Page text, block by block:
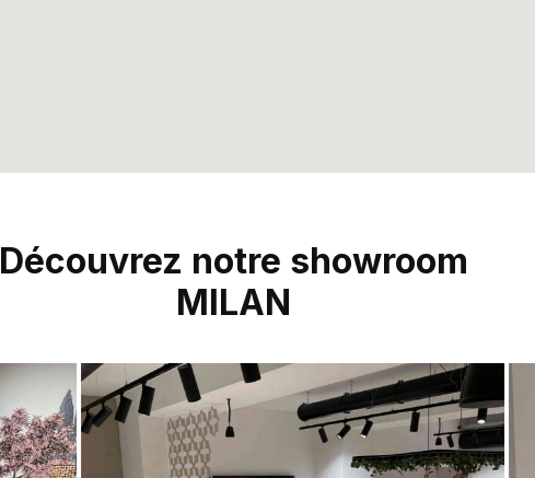
Découvrez notre showroom
MILAN